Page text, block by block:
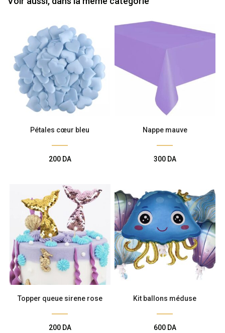
Pétales cœur bleu
200 DA
Nappe mauve
300 DA
Topper queue sirene rose
200 DA
Kit ballons méduse
600 DA